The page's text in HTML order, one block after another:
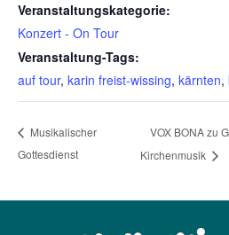
Veranstaltungskategorie:
Konzert - On Tour
Veranstaltung-Tags:
auf tour, karin freist-wissing, kärnten,
Musikalischer
Gottesdienst
VOX BONA zu
Kirchenmusik